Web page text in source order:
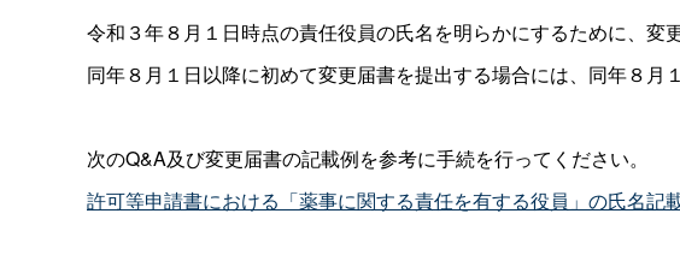
令和３年８月１日時点の責任役員の氏名を明らかにするために、変
同年８月１日以降に初めて変更届書を提出する場合には、同年８月
次のQ&A及び変更届書の記載例を参考に手続を行ってください。
許可等申請書における「薬事に関する責任を有する役員」の氏名記